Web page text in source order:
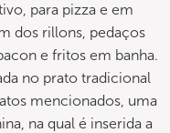
para pizza e em
dos rillons, pedaços
e fritos em banha.
no prato tradicional
mencionados, uma
na qual é inserida a